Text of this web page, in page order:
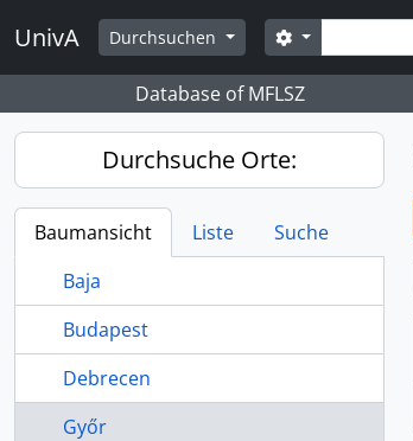
Skip to main content
UnivA Durchsuchen SucheSearch options
Database of MFLSZ
Durchsuche Orte:
Baumansicht Liste
Suche
Baja
Budapest
Debrecen
Győr